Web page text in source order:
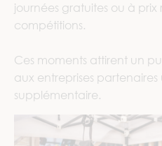
journées gratuites ou à
compétitions.
Ces moments attirent un
aux entreprises partenaires
supplémentaire.